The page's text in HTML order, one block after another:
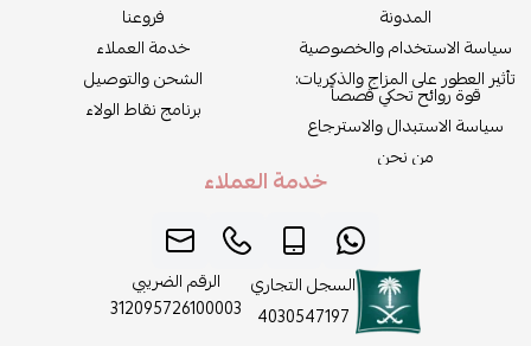
المدونة
سياسة الاستخدام والخصوصية
تأثير العطور على المزاج والذكريات:
قوة روائح تحكي قصصاً
سياسة الاستبدال والاسترجاع
من نحن
فروعنا
خدمة العملاء
الشحن والتوصيل
برنامج نقاط الولاء
خدمة العملاء
السجل التجاري
4030547197
الرقم الضريبي
312095726100003